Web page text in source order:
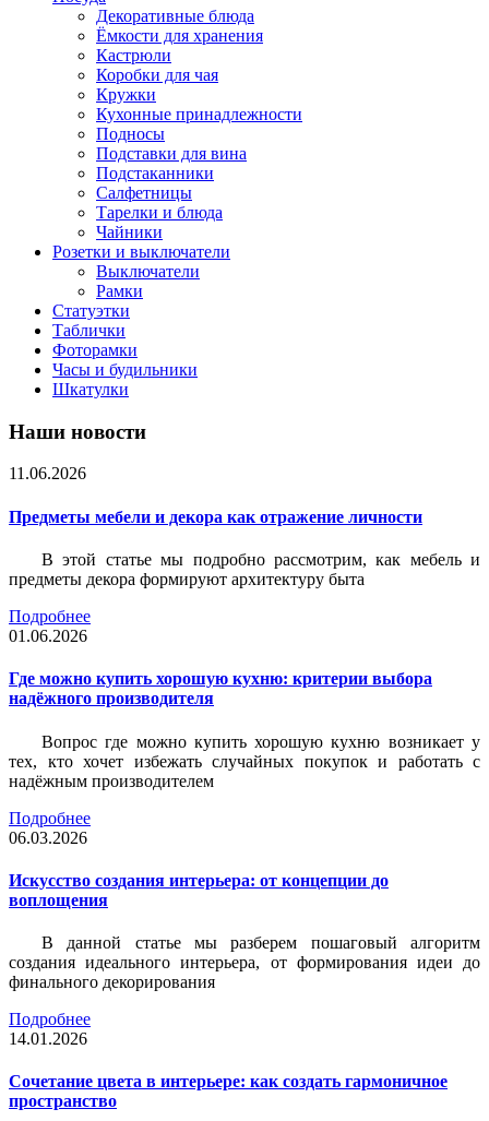
Декоративные блюда
Ёмкости для хранения
Кастрюли
Коробки для чая
Кружки
Кухонные принадлежности
Подносы
Подставки для вина
Подстаканники
Салфетницы
Тарелки и блюда
Чайники
Розетки и выключатели
Выключатели
Рамки
Статуэтки
Таблички
Фоторамки
Часы и будильники
Шкатулки
Наши новости
11.06.2026
Предметы мебели и декора как отражение личности
В этой статье мы подробно рассмотрим, как мебель и
предметы декора формируют архитектуру быта
Подробнее
01.06.2026
Где можно купить хорошую кухню: критерии выбора
надёжного производителя
Вопрос где можно купить хорошую кухню возникает у
тех, кто хочет избежать случайных покупок и работать с
надёжным производителем
Подробнее
06.03.2026
Искусство создания интерьера: от концепции до
воплощения
В данной статье мы разберем пошаговый алгоритм
создания идеального интерьера, от формирования идеи до
финального декорирования
Подробнее
14.01.2026
Сочетание цвета в интерьере: как создать гармоничное
пространство